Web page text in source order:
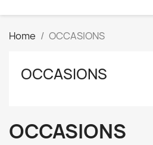
Home OCCASIONS
OCCASIONS
OCCASIONS